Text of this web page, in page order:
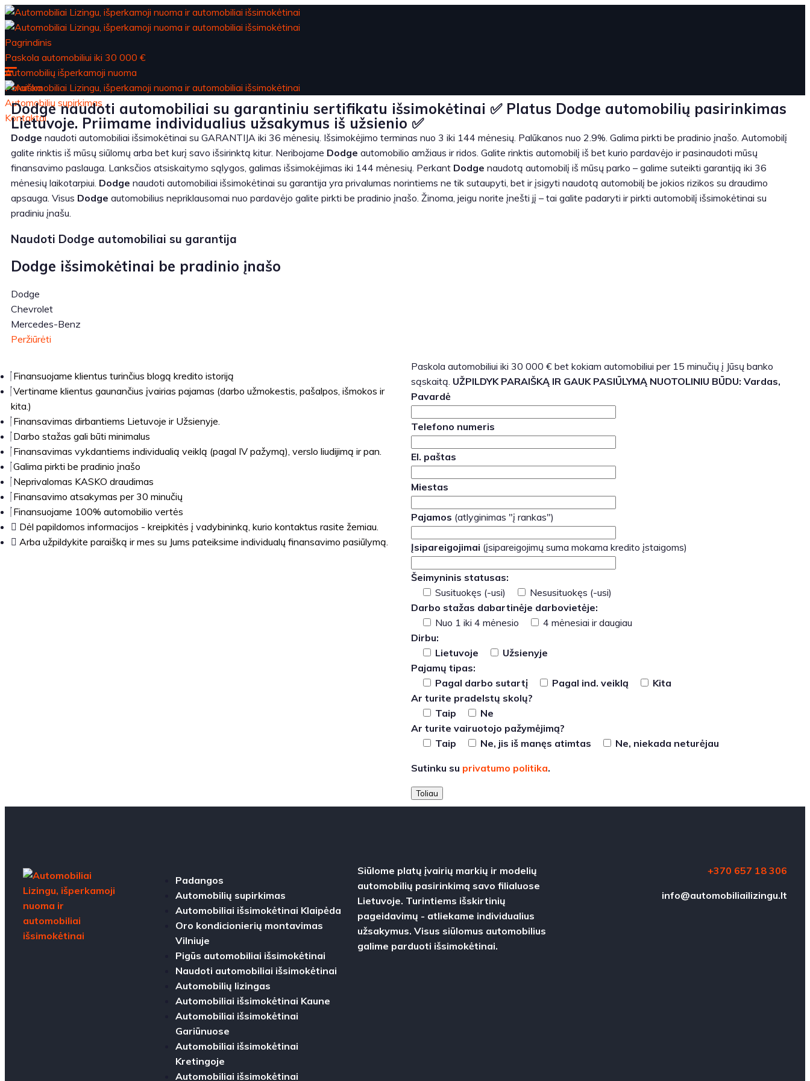
Pagrindinis
Paskola automobiliui iki 30 000 €
Automobilių išperkamoji nuoma
Paraiška
Automobilių supirkimas
Kontaktai
Dodge naudoti automobiliai su garantiniu sertifikatu išsimokėtinai ✅ Platus Dodge automobilių pasirinkimas
Lietuvoje. Priimame individualius užsakymus iš užsienio ✅
Dodge naudoti automobiliai išsimokėtinai su GARANTIJA iki 36 mėnesių. Išsimokėjimo terminas nuo 3 iki 144 mėnesių. Palūkanos nuo 2.9%. Galima pirkti be pradinio įnašo. Automobilį
galite rinktis iš mūsų siūlomų arba bet kurį savo išsirinktą kitur. Neribojame Dodge automobilio amžiaus ir ridos. Galite rinktis automobilį iš bet kurio pardavėjo ir pasinaudoti mūsų
finansavimo paslauga. Lanksčios atsiskaitymo sąlygos, galimas išsimokėjimas iki 144 mėnesių. Perkant Dodge naudotą automobilį iš mūsų parko – galime suteikti garantiją iki 36
mėnesių laikotarpiui. Dodge naudoti automobiliai išsimokėtinai su garantija yra privalumas norintiems ne tik sutaupyti, bet ir įsigyti naudotą automobilį be jokios rizikos su draudimo
apsauga. Visus Dodge automobilius nepriklausomai nuo pardavėjo galite pirkti be pradinio įnašo. Žinoma, jeigu norite įnešti jį – tai galite padaryti ir pirkti automobilį išsimokėtinai su
pradiniu įnašu.
Naudoti Dodge automobiliai su garantija
Dodge išsimokėtinai be pradinio įnašo
Dodge
Chevrolet
Mercedes-Benz
Peržiūrėti
Finansuojame klientus turinčius blogą kredito istoriją
Vertiname klientus gaunančius įvairias pajamas (darbo užmokestis, pašalpos, išmokos ir
kita.)
Finansavimas dirbantiems Lietuvoje ir Užsienyje.
Darbo stažas gali būti minimalus
Finansavimas vykdantiems individualią veiklą (pagal IV pažymą), verslo liudijimą ir pan.
Galima pirkti be pradinio įnašo
Neprivalomas KASKO draudimas
Finansavimo atsakymas per 30 minučių
Finansuojame 100% automobilio vertės
Dėl papildomos informacijos - kreipkitės į vadybininką, kurio kontaktus rasite žemiau.
Arba užpildykite paraišką ir mes su Jums pateiksime individualų finansavimo pasiūlymą.
Paskola automobiliui iki 30 000 € bet kokiam automobiliui per 15 minučių į Jūsų banko
sąskaitą. UŽPILDYK PARAIŠKĄ IR GAUK PASIŪLYMĄ NUOTOLINIU BŪDU: Vardas,
Pavardė
Telefono numeris
El. paštas
Miestas
Pajamos (atlyginimas "į rankas")
Įsipareigojimai (įsipareigojimų suma mokama kredito įstaigoms)
Šeimyninis statusas:
Susituokęs (-usi)
Nesusituokęs (-usi)
Darbo stažas dabartinėje darbovietėje:
Nuo 1 iki 4 mėnesio
4 mėnesiai ir daugiau
Dirbu:
Lietuvoje
Užsienyje
Pajamų tipas:
Pagal darbo sutartį
Pagal ind. veiklą
Kita
Ar turite pradelstų skolų?
Taip
Ne
Ar turite vairuotojo pažymėjimą?
Taip
Ne, jis iš manęs atimtas Ne, niekada neturėjau
Sutinku su privatumo politika.
Toliau
Padangos
Automobilių supirkimas
Automobiliai išsimokėtinai Klaipėda
Oro kondicionierių montavimas
Vilniuje
Pigūs automobiliai išsimokėtinai
Naudoti automobiliai išsimokėtinai
Automobilių lizingas
Automobiliai išsimokėtinai Kaune
Automobiliai išsimokėtinai
Gariūnuose
Automobiliai išsimokėtinai
Kretingoje
Automobiliai išsimokėtinai
Siūlome platų įvairių markių ir modelių
automobilių pasirinkimą savo filialuose
Lietuvoje. Turintiems išskirtinių
pageidavimų - atliekame individualius
užsakymus. Visus siūlomus automobilius
galime parduoti išsimokėtinai.
+370 657 18 306
info@automobiliailizingu.lt